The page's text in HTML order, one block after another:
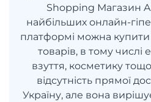
Shopping Магазин
найбільших онлайн-
платформі можна купити
товарів, в тому числі
взуття, косметику
відсутність прямої
Україну, але вона